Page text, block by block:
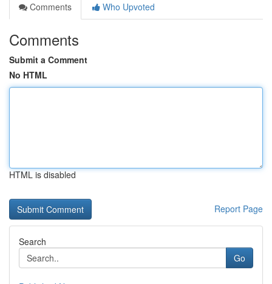
Comments
Who Upvoted
Comments
Submit a Comment
No HTML
HTML is disabled
Report Page
Search
Go